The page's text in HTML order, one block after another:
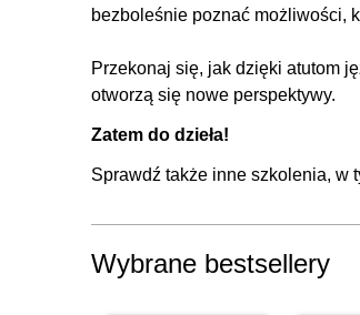
6.1. Priorytety operatorów i zasady
6.2. Kolejność wykonywania
7. Instrukcje warunkowe
7.1. Instrukcja if
7.2. Instrukcja if..else
8. Instrukcje cykliczne - pętle
bezboleśnie poznać możliwości,
Przekonaj się, jak dzięki atutom
otworzą się nowe perspektywy.
Zatem do dzieła!
Sprawdź także inne szkolenia, w
Wybrane bestsellery